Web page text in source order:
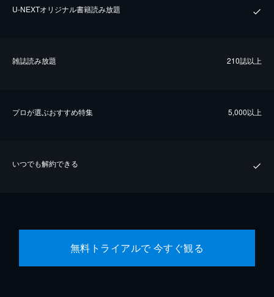
U-NEXTオリジナル書籍読み放題
雑誌読み放題 210誌以上
プロが選ぶおすすめ特集 5,000以上
いつでも解約できる
無料トライアルで 今すぐ観る